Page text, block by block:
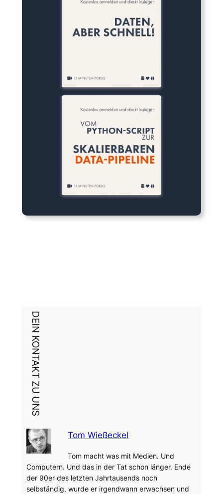
DEIN KONTAKT ZU UNS
Tom Wießeckel
Tom macht was mit Medien. Und
Computern. Und das in der Tat schon länger. Ende
der 90er des letzten Jahrtausends noch
selbständig, wurde er irgendwann erwachsen und